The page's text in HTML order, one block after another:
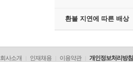
환불 지연에 따른 배상
회사소개 인재채용 이용약관 개인정보처리방침